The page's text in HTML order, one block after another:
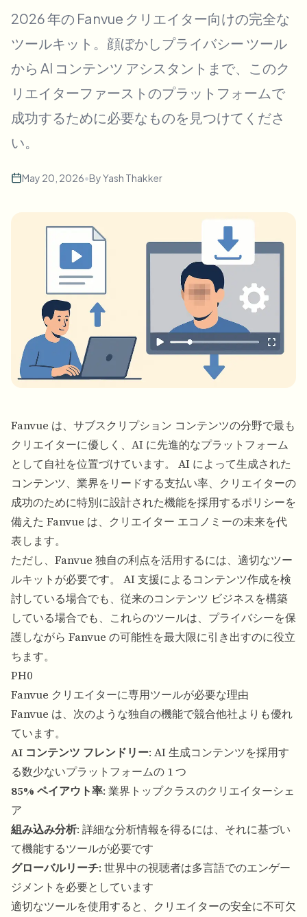
ビデオインテリジェンス
複数の動画をまとめて処理
何でもぼかす
企業ゾーン、ポリシー、レビュー
API & SDK
アップロード、ジョブ、ウェブフックを自動化
お問い合わせフォーム
ビデオインテリジェンス
2026 年の Fanvue クリエイター向けの完全な
ツールキット。顔ぼかしプライバシー ツール
から AI コンテンツ アシスタントまで、このク
リエイターファーストのプラットフォームで
成功するために必要なものを見つけてくださ
い。
May 20, 2026•ByYash Thakker
Fanvue は、サブスクリプション コンテンツの分野で最も
クリエイターに優しく、AI に先進的なプラットフォーム
として自社を位置づけています。 AI によって生成された
コンテンツ、業界をリードする支払い率、クリエイターの
成功のために特別に設計された機能を採用するポリシーを
備えた Fanvue は、クリエイター エコノミーの未来を代
表します。
ただし、Fanvue 独自の利点を活用するには、適切なツー
ルキットが必要です。 AI 支援によるコンテンツ作成を検
討している場合でも、従来のコンテンツ ビジネスを構築
している場合でも、これらのツールは、プライバシーを保
護しながら Fanvue の可能性を最大限に引き出すのに役立
ちます。
PH0
Fanvue クリエイターに専用ツールが必要な理由
Fanvue は、次のような独自の機能で競合他社よりも優れ
ています。
AI コンテンツ フレンドリー: AI 生成コンテンツを採用す
る数少ないプラットフォームの 1 つ
85% ペイアウト率: 業界トップクラスのクリエイターシェ
ア
組み込み分析: 詳細な分析情報を得るには、それに基づい
て機能するツールが必要です
グローバルリーチ: 世界中の視聴者は多言語でのエンゲー
ジメントを必要としています
適切なツールを使用すると、クリエイターの安全に不可欠